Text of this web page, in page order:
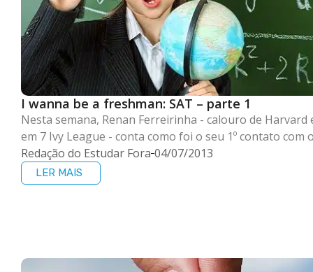
I wanna be a freshman: SAT – parte 1
Nesta semana, Renan Ferreirinha - calouro de Harvard
em 7 Ivy League - conta como foi o seu 1º contato com
Redação do Estudar Fora 04/07/2013
LER MAIS